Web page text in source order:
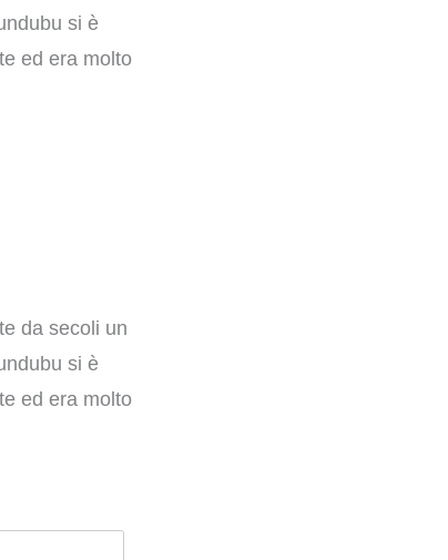
si è
ed era molto
da secoli un
si è
ed era molto